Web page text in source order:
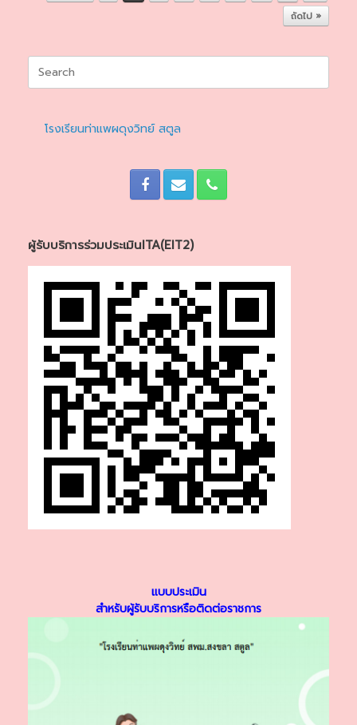
ถัดไป »
Search
for:
โรงเรียนท่าแพผดุงวิทย์ สตูล
ผู้รับบริการร่วมประเมินITA(EIT2)
แบบประเมิน
สำหรับผู้รับบริการหรือติดต่อราชการ